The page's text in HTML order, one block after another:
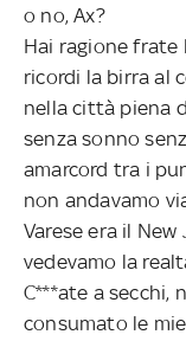
o no, Ax?
Hai ragione frate
ricordi la birra al
nella città piena
senza sonno
amarcord tra i
non andavamo
Varese era il
vedevamo la
C***ate a secchi,
consumato le